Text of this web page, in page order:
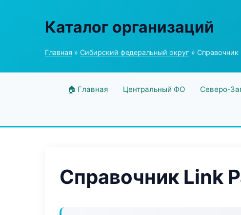
Каталог организаций
Главная » Сибирский федеральный округ » Справочник
🏠 Главная Центральный ФО Северо-
Справочник Link